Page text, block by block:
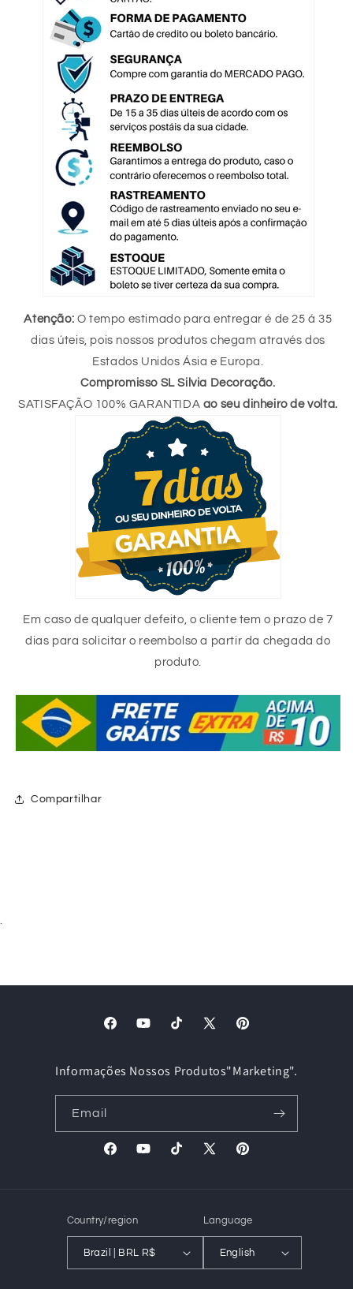
Atenção: O tempo estimado para entregar é de 25 á 35
dias úteis, pois nossos produtos chegam através dos
Estados Unidos Ásia e Europa.
Compromisso SL Silvia Decoração.
SATISFAÇÃO 100% GARANTIDA ao seu dinheiro de volta.
Em caso de qualquer defeito, o cliente tem o prazo de 7
dias para solicitar o reembolso a partir da chegada do
produto.
Compartilhar
.
FacebookYouTubeTikTok
X
Pinterest
Informações Nossos Produtos"Marketing".
Email
FacebookYouTubeTikTok
X
Pinterest
Country/region
Brazil | BRL R$
Language
English